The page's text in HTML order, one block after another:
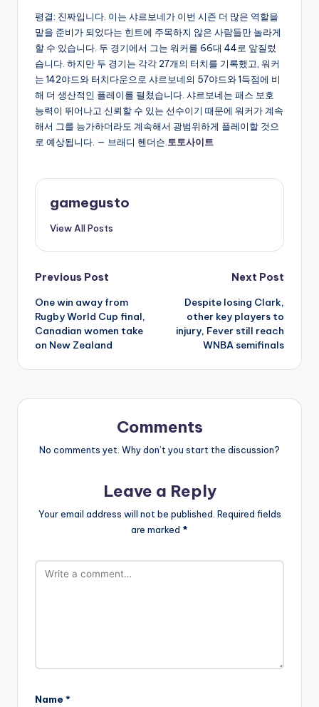
평결: 진짜입니다. 이는 샤르보네가 이번 시즌 더 많은 역할을
맡을 준비가 되었다는 힌트에 주목하지 않은 사람들만 놀라게
할 수 있습니다. 두 경기에서 그는 워커를 66대 44로 앞질렀
습니다. 하지만 두 경기는 각각 27개의 터치를 기록했고, 워커
는 142야드와 터치다운으로 샤르보네의 57야드와 1득점에 비
해 더 생산적인 플레이를 펼쳤습니다. 샤르보네는 패스 보호
능력이 뛰어나고 신뢰할 수 있는 선수이기 때문에 워커가 계속
해서 그를 능가하더라도 계속해서 광범위하게 플레이할 것으
로 예상됩니다. — 브래디 헨더슨. 토토사이트
gamegusto
View All Posts
Post
navigation
Previous Post
One win away from
Rugby World Cup final,
Canadian women take
on New Zealand
Next Post
Despite losing Clark,
other key players to
injury, Fever still reach
WNBA semifinals
Comments
No comments yet. Why don’t you start the discussion?
Leave a Reply
Your email address will not be published. Required fields
are marked *
Name *